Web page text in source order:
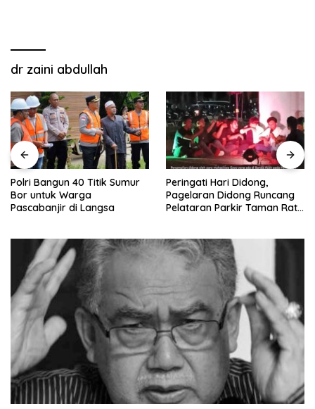
dr zaini abdullah
Polri Bangun 40 Titik Sumur
Bor untuk Warga
Pascabanjir di Langsa
Peringati Hari Didong,
Pagelaran Didong Runcang
Pelataran Parkir Taman Ratu